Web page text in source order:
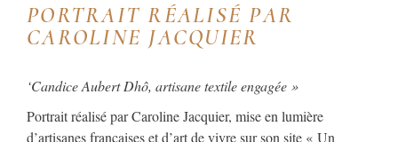
PORTRAIT RÉALISÉ PAR
CAROLINE JACQUIER
‘Candice Aubert Dhô, artisane textile engagée »
Portrait réalisé par Caroline Jacquier, mise en lumière
d’artisanes françaises et d’art de vivre sur son site « Un